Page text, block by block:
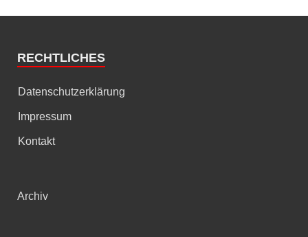
RECHTLICHES
Datenschutzerklärung
Impressum
Kontakt
Archiv